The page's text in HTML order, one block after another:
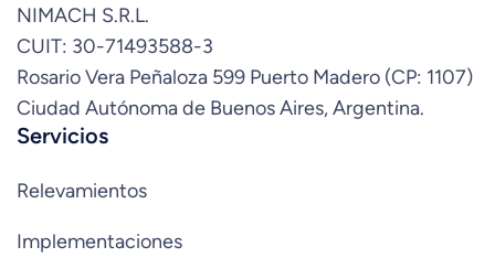
NIMACH S.R.L.
CUIT: 30-71493588-3
Rosario Vera Peñaloza 599 Puerto Madero (CP: 1107)
Ciudad Autónoma de Buenos Aires, Argentina.
Servicios
Relevamientos
Implementaciones